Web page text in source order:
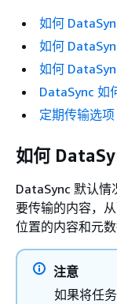
如何
如何
如何
DataSync 如
定期传输选项
如何
DataSync 默认情
要传输的内容，
位置的内容和元
注意
如果将任